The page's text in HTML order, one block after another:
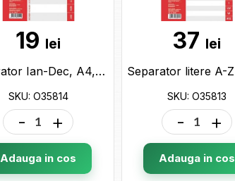
19 lei
Separator Ian-Dec, A4, plastic O35814
SKU: O35814
- +
Adauga in cos
37 lei
SKU: O35813
- +
Adauga in cos